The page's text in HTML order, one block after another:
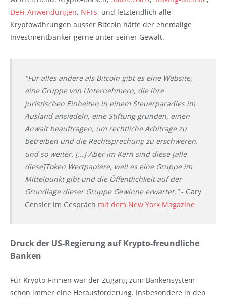
DeFi-Anwendungen, NFTs, und letztendlich alle
Kryptowährungen ausser Bitcoin hätte der ehemalige
Investmentbanker gerne unter seiner Gewalt.
"Für alles andere als Bitcoin gibt es eine Website,
eine Gruppe von Unternehmern, die ihre
juristischen Einheiten in einem Steuerparadies im
Ausland ansiedeln, eine Stiftung gründen, einen
Anwalt beauftragen, um rechtliche Arbitrage zu
betreiben und die Rechtsprechung zu erschweren,
und so weiter. [...] Aber im Kern sind diese [alle
diese]Token Wertpapiere, weil es eine Gruppe im
Mittelpunkt gibt und die Öffentlichkeit auf der
Grundlage dieser Gruppe Gewinne erwartet."- Gary
Gensler im Gespräch mit dem New York Magazine
Druck der US-Regierung auf Krypto-freundliche
Banken
Für Krypto-Firmen war der Zugang zum Bankensystem
schon immer eine Herausforderung. Insbesondere in den